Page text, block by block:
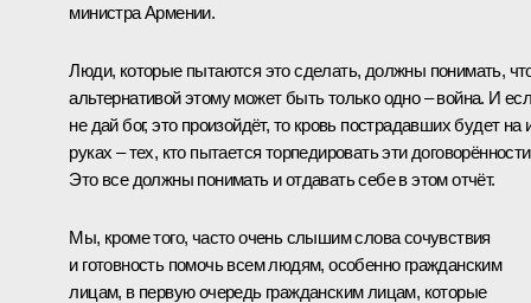
министра Армении.
Люди, которые пытаются это сделать, должны понимать,
альтернативой этому может быть только одно – война. И
не дай бог, это произойдёт, то кровь пострадавших будет на
руках – тех, кто пытается торпедировать эти
Это все должны понимать и отдавать себе в этом отчёт.
Мы, кроме того, часто очень слышим слова сочувствия
и готовность помочь всем людям, особенно гражданским
лицам, в первую очередь гражданским лицам, которые